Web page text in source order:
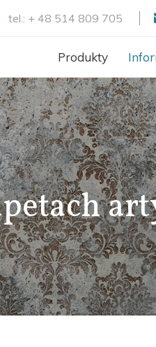
tel.: + 48 514 809 705
Produkty